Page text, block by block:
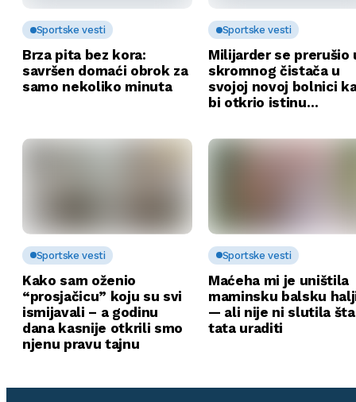
Sportske vesti
Brza pita bez kora:
savršen domaći obrok za
samo nekoliko minuta
Sportske vesti
Milijarder se prerušio
skromnog čistača u
svojoj novoj bolnici
bi otkrio istinu…
Sportske vesti
Kako sam oženio
“prosjačicu” koju su svi
ismijavali – a godinu
dana kasnije otkrili smo
njenu pravu tajnu
Sportske vesti
Maćeha mi je uništila
maminsku balsku
— ali nije ni slutila
tata uraditi